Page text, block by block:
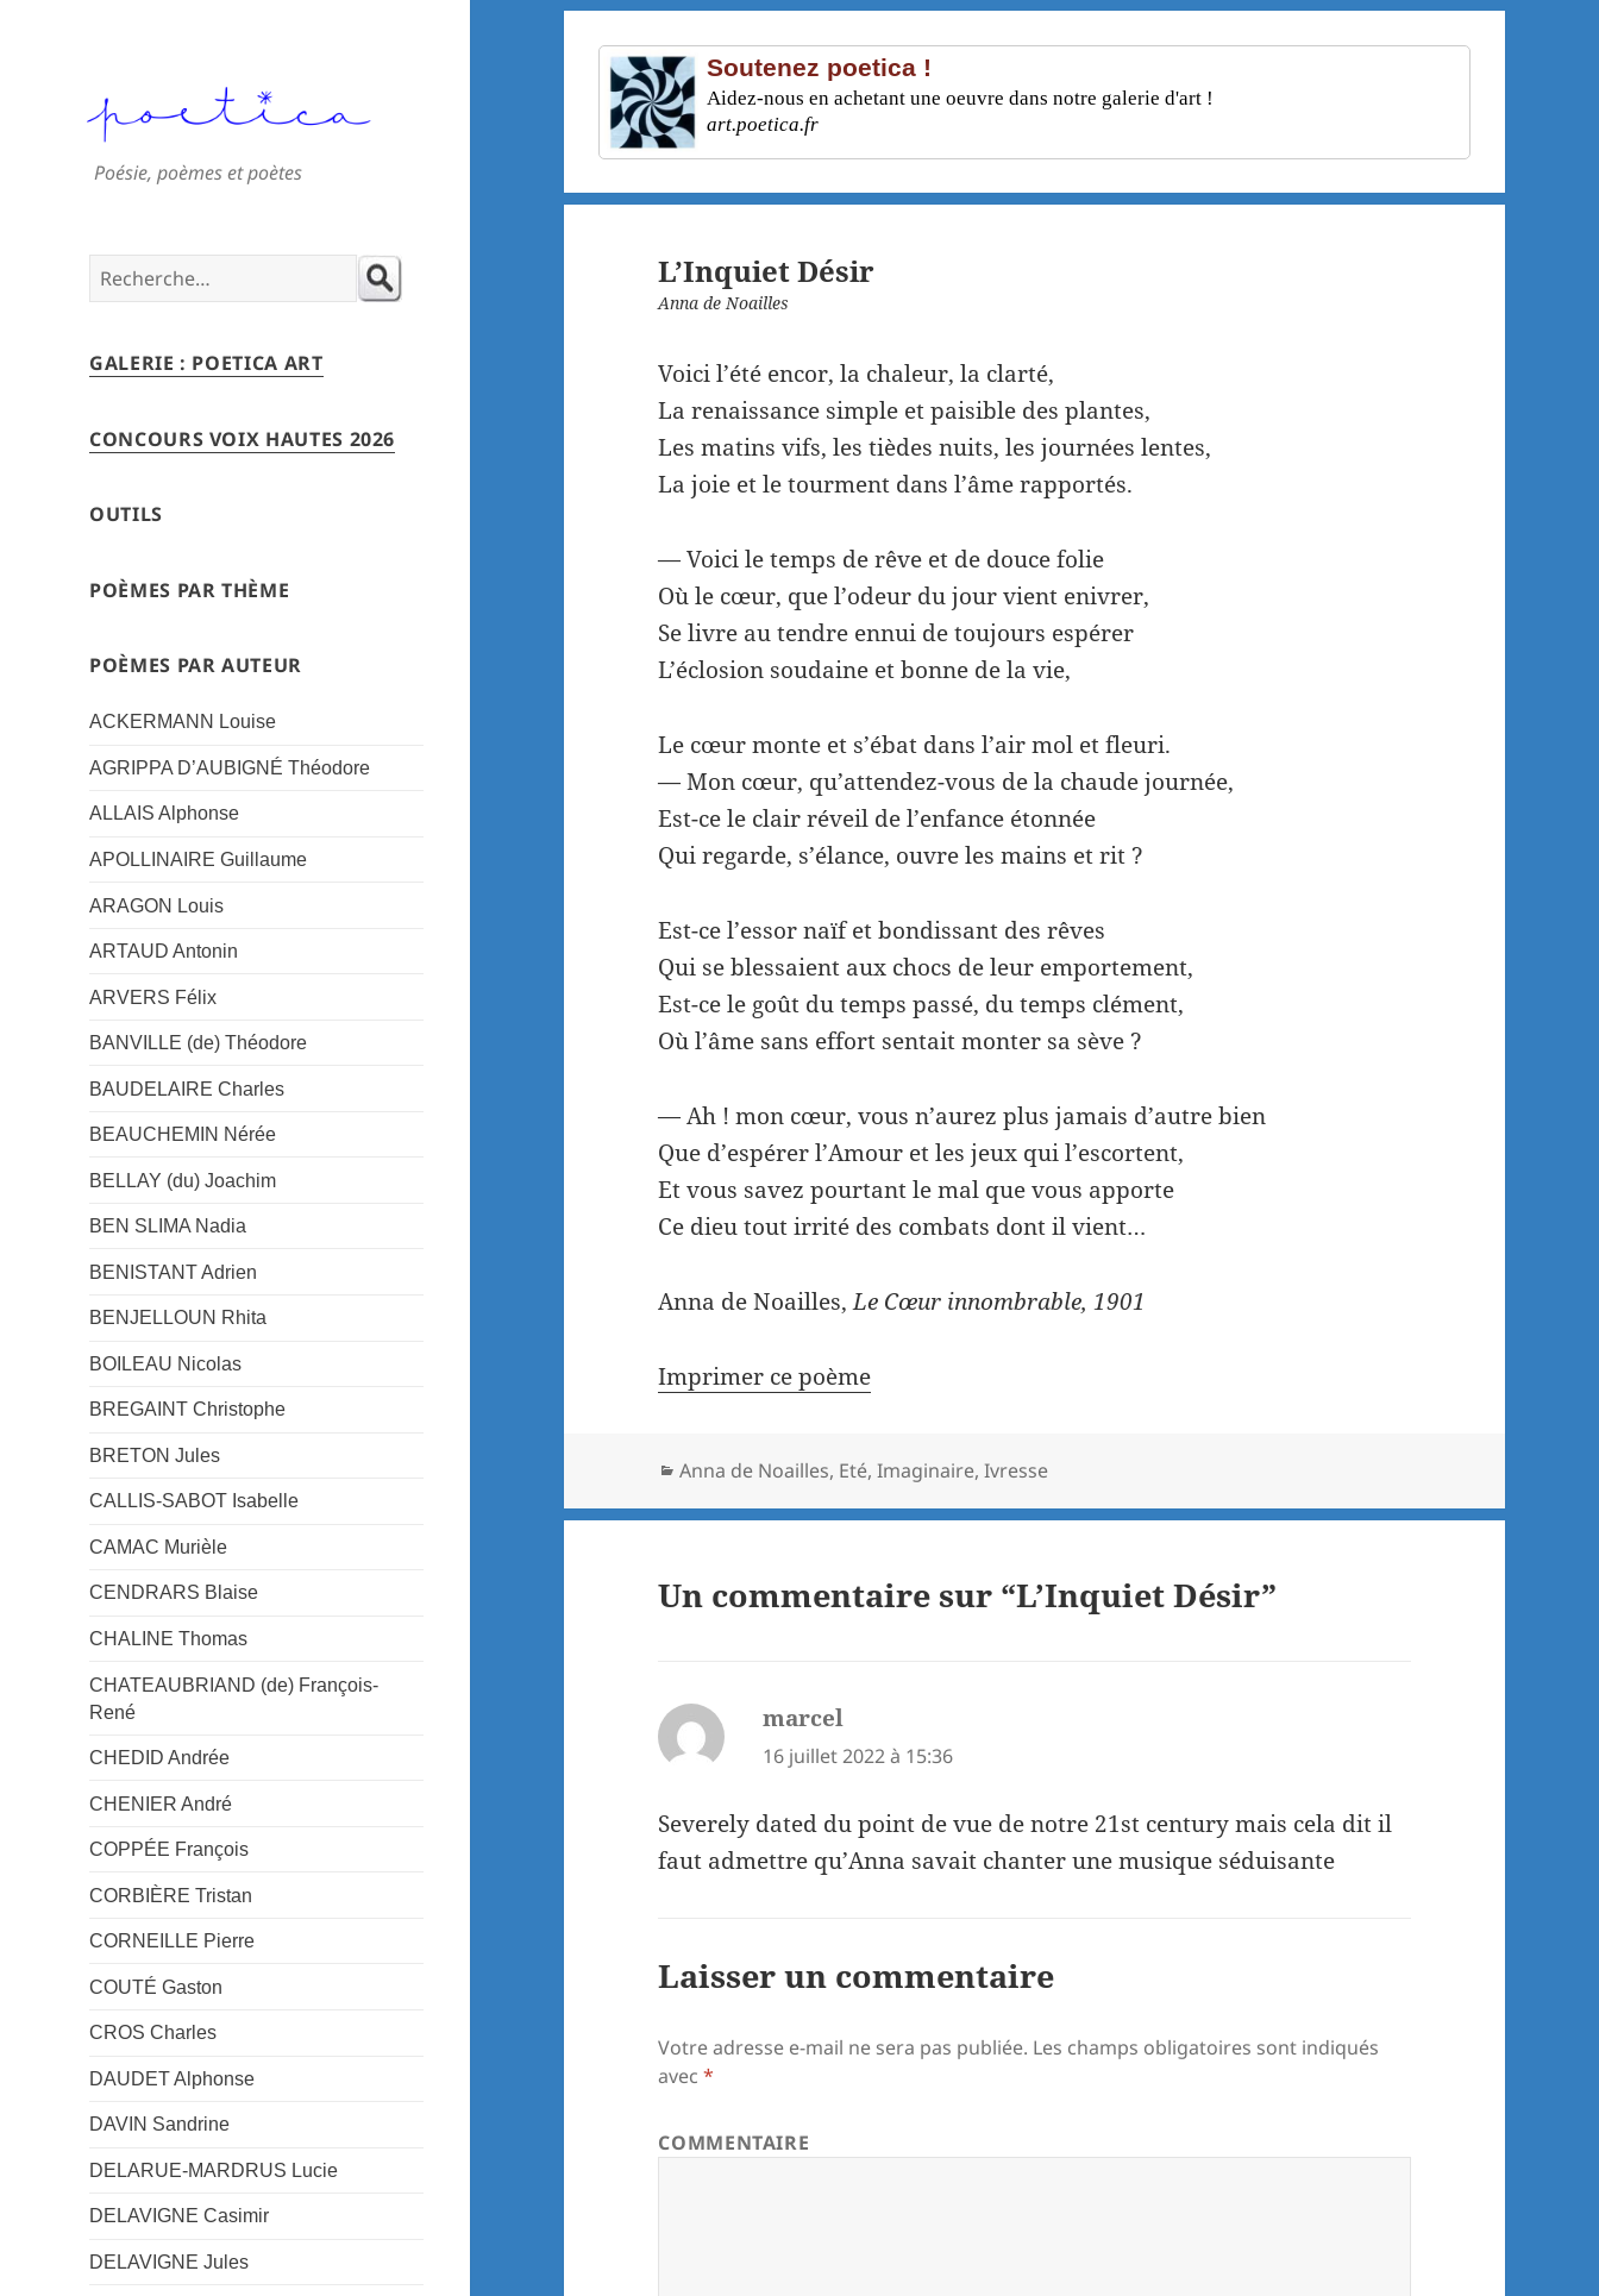
Poésie, poèmes et poètes
Search
for:
GALERIE : POETICA ART
CONCOURS VOIX HAUTES 2026
OUTILS
POÈMES PAR THÈME
POÈMES PAR AUTEUR
ACKERMANN Louise
AGRIPPA D’AUBIGNÉ Théodore
ALLAIS Alphonse
APOLLINAIRE Guillaume
ARAGON Louis
ARTAUD Antonin
ARVERS Félix
BANVILLE (de) Théodore
BAUDELAIRE Charles
BEAUCHEMIN Nérée
BELLAY (du) Joachim
BEN SLIMA Nadia
BENISTANT Adrien
BENJELLOUN Rhita
BOILEAU Nicolas
BREGAINT Christophe
BRETON Jules
CALLIS-SABOT Isabelle
CAMAC Murièle
CENDRARS Blaise
CHALINE Thomas
CHATEAUBRIAND (de) François-
René
CHEDID Andrée
CHENIER André
COPPÉE François
CORBIÈRE Tristan
CORNEILLE Pierre
COUTÉ Gaston
CROS Charles
DAUDET Alphonse
DAVIN Sandrine
DELARUE-MARDRUS Lucie
DELAVIGNE Casimir
DELAVIGNE Jules
Soutenez poetica !
Aidez-nous en achetant une oeuvre dans notre galerie d'art !
art.poetica.fr
L’Inquiet Désir
Anna de Noailles
Voici l’été encor, la chaleur, la clarté,
La renaissance simple et paisible des plantes,
Les matins vifs, les tièdes nuits, les journées lentes,
La joie et le tourment dans l’âme rapportés.
— Voici le temps de rêve et de douce folie
Où le cœur, que l’odeur du jour vient enivrer,
Se livre au tendre ennui de toujours espérer
L’éclosion soudaine et bonne de la vie,
Le cœur monte et s’ébat dans l’air mol et fleuri.
— Mon cœur, qu’attendez-vous de la chaude journée,
Est-ce le clair réveil de l’enfance étonnée
Qui regarde, s’élance, ouvre les mains et rit ?
Est-ce l’essor naïf et bondissant des rêves
Qui se blessaient aux chocs de leur emportement,
Est-ce le goût du temps passé, du temps clément,
Où l’âme sans effort sentait monter sa sève ?
— Ah ! mon cœur, vous n’aurez plus jamais d’autre bien
Que d’espérer l’Amour et les jeux qui l’escortent,
Et vous savez pourtant le mal que vous apporte
Ce dieu tout irrité des combats dont il vient…
Anna de Noailles,Le Cœur innombrable, 1901
Imprimer ce poème
Catégories
Anna de Noailles, Eté,Imaginaire,Ivresse
Un commentaire sur “L’Inquiet Désir”
marcel
16 juillet 2022 à 15:36
Severely dated du point de vue de notre 21st century mais cela dit il
faut admettre qu’Anna savait chanter une musique séduisante
Laisser un commentaire
Votre adresse e-mail ne sera pas publiée. Les champs obligatoires sont indiqués
avec*
COMMENTAIRE